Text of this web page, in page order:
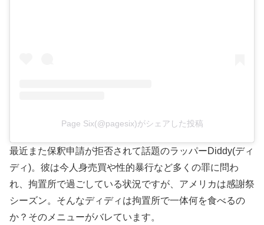
Page Six(@pagesix)がシェアした投稿
最近また保釈申請が拒否されて話題のラッパーDiddy(ディ
ディ)。彼は今人身売買や性的暴行など多くの罪に問わ
れ、拘置所で過ごしている状況ですが、アメリカは感謝祭
シーズン。そんなディディは拘置所で一体何を食べるの
か？そのメニューがバレています。